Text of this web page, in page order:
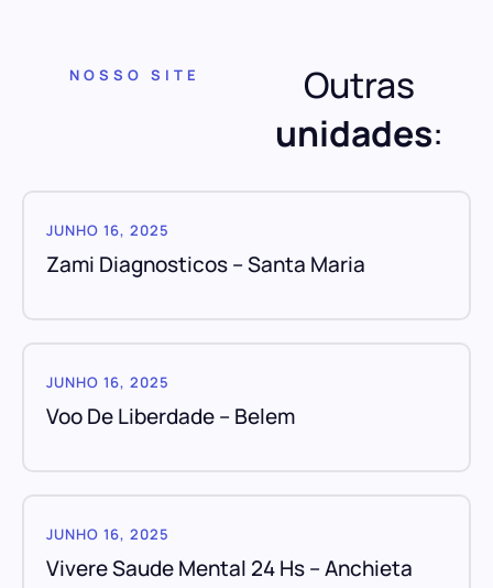
NOSSO SITE
Outras
unidades:
JUNHO 16, 2025
Zami Diagnosticos – Santa Maria
JUNHO 16, 2025
Voo De Liberdade – Belem
JUNHO 16, 2025
Vivere Saude Mental 24 Hs – Anchieta